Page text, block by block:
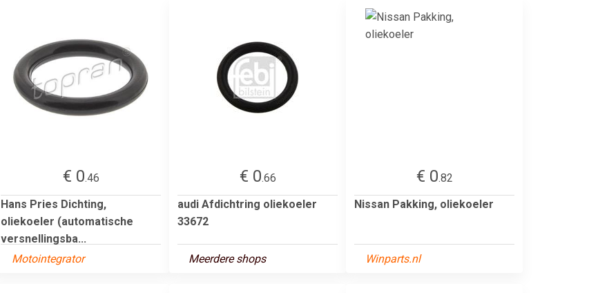
€ 0.46
Hans Pries Dichting,
oliekoeler (automatische
versnellingsba...
Motointegrator
€ 0.66
audi Afdichtring oliekoeler
33672
Meerdere shops
€ 0.82
Nissan Pakking, oliekoeler
Winparts.nl